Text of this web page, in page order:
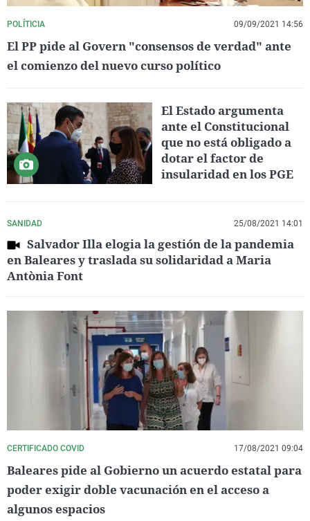
POLÍTICIA 09/09/2021 14:56
El PP pide al Govern "consensos de verdad" ante
el comienzo del nuevo curso político
El Estado argumenta
ante el Constitucional
que no está obligado a
dotar el factor de
insularidad en los PGE
SANIDAD 25/08/2021 14:01
Salvador Illa elogia la gestión de la pandemia
en Baleares y traslada su solidaridad a Maria
Antònia Font
CERTIFICADO COVID 17/08/2021 09:04
Baleares pide al Gobierno un acuerdo estatal para
poder exigir doble vacunación en el acceso a
algunos espacios